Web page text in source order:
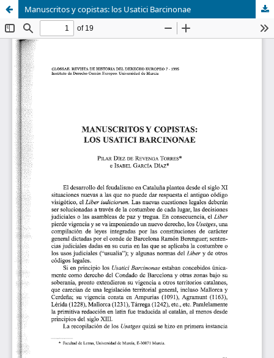
Manuscritos y copistas: los Usatici Barcinonae